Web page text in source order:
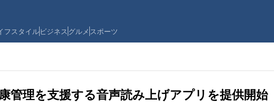
フスタイルビジネス グルメ スポーツ
管理を支援する音声読み上げアプリを提供開始